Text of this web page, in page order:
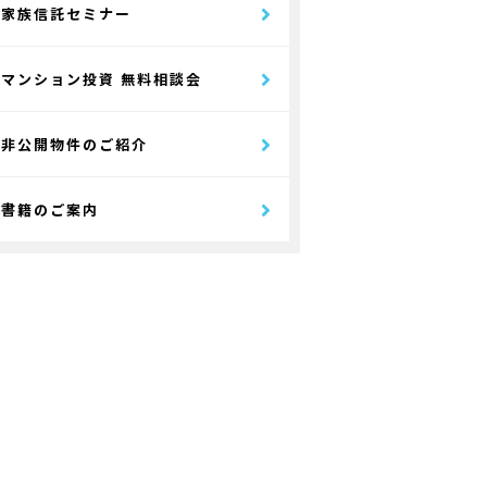
家族信託セミナー
マンション投資 無料相談会
非公開物件のご紹介
書籍のご案内